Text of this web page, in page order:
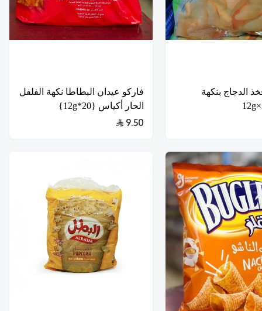
الدجاج بنكهة
فاركو عيدان البطاطا نكهة الفلفل
الحار أكياس {20*12g}
9.50